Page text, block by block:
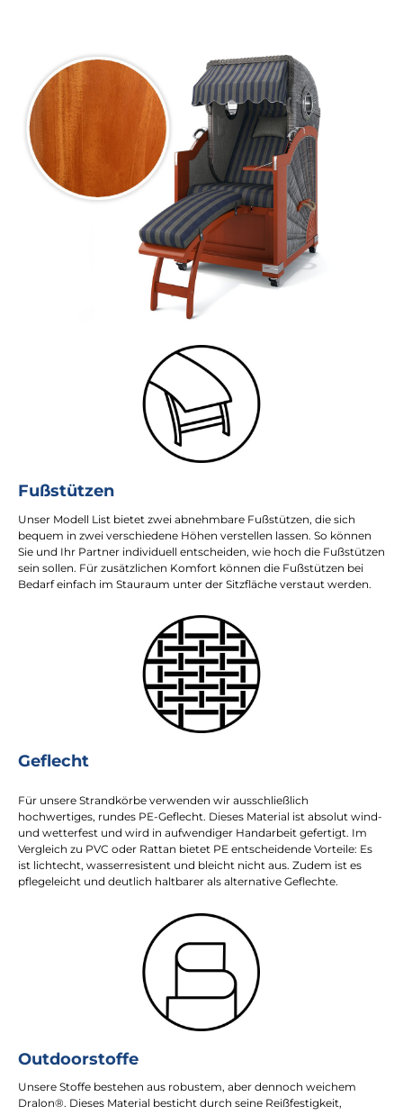
Fußstützen
Unser Modell List bietet zwei abnehmbare Fußstützen, die sich
bequem in zwei verschiedene Höhen verstellen lassen. So können
Sie und Ihr Partner individuell entscheiden, wie hoch die Fußstützen
sein sollen. Für zusätzlichen Komfort können die Fußstützen bei
Bedarf einfach im Stauraum unter der Sitzfläche verstaut werden.
Geflecht
Für unsere Strandkörbe verwenden wir ausschließlich
hochwertiges, rundes PE-Geflecht. Dieses Material ist absolut wind-
und wetterfest und wird in aufwendiger Handarbeit gefertigt. Im
Vergleich zu PVC oder Rattan bietet PE entscheidende Vorteile: Es
ist lichtecht, wasserresistent und bleicht nicht aus. Zudem ist es
pflegeleicht und deutlich haltbarer als alternative Geflechte.
Outdoorstoffe
Unsere Stoffe bestehen aus robustem, aber dennoch weichem
Dralon®. Dieses Material besticht durch seine Reißfestigkeit,